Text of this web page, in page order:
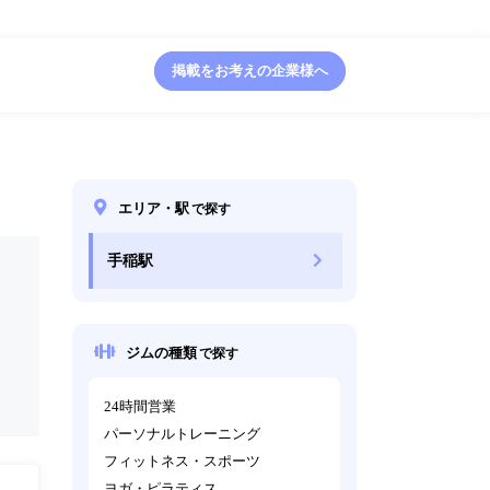
掲載をお考えの企業様へ
エリア・駅で探す
手稲駅
ジムの種類で探す
24時間営業
パーソナルトレーニング
フィットネス・スポーツ